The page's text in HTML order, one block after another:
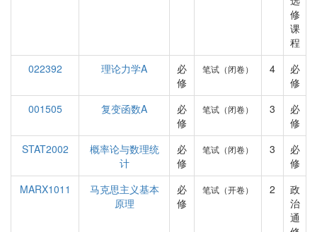
修
课
程
022392
理论力学A
必
修
笔试（闭卷） 4
必
修
001505
复变函数A
必
修
笔试（闭卷） 3
必
修
STAT2002
概率论与数理统
计
必
修
笔试（闭卷） 3
必
修
MARX1011
马克思主义基本
原理
必
修
笔试（开卷） 2
政
治
通